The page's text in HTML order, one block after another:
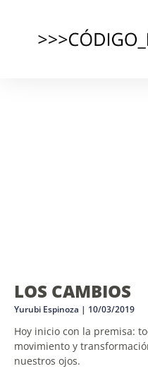
LOS CAMBIOS
Yurubi Espinoza 10/03/2019
Hoy inicio con la premisa:
movimiento y
nuestros ojos.